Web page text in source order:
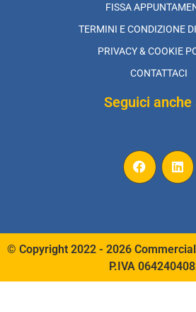
FISSA
TERMINI E CONDIZIONE
PRIVACY & COOKIE
CONTATTACI
Seguici anche
© Copyright 2022 - 2026
P.IVA